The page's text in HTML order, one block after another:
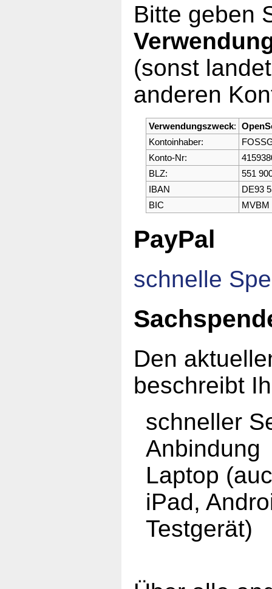
Bitte geben
(sonst
anderen
Verwendungszweck:
Kontoinhaber:
Konto-Nr:
BLZ:
551
IBAN
DE93
BIC
MVBM
PayPal
schnelle
Den
beschreibt
schneller
Anbindung
Laptop
iPad,
Testgerät)